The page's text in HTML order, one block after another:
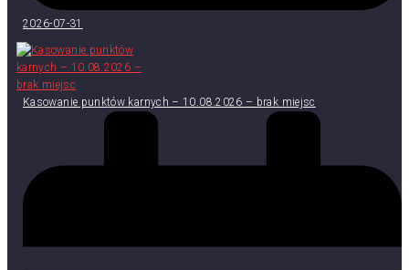
2026-07-31
Kasowanie punktów karnych – 10.08.2026 – brak miejsc